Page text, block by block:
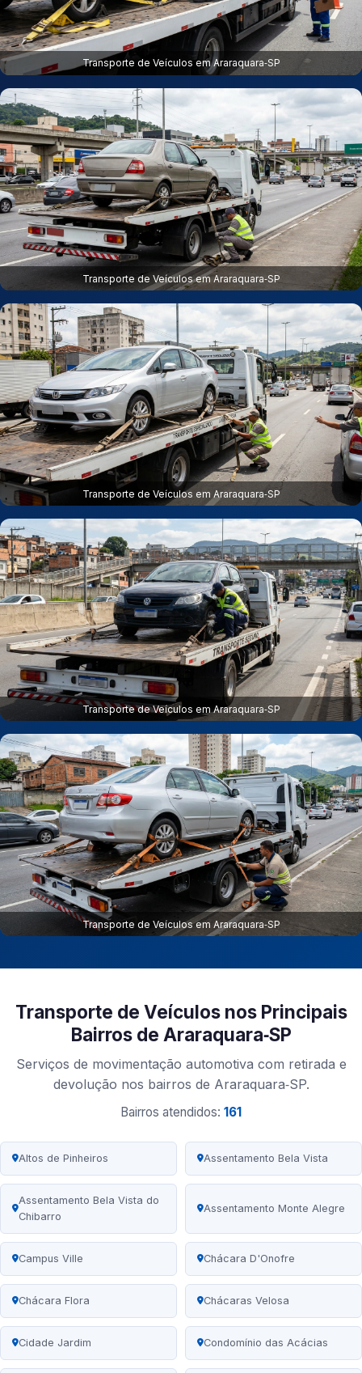
Transporte de Veículos em Araraquara‑SP
Transporte de Veículos em Araraquara‑SP
Transporte de Veículos em Araraquara‑SP
Transporte de Veículos em Araraquara‑SP
Transporte de Veículos em Araraquara‑SP
Transporte de Veículos nos Principais
Bairros de Araraquara‑SP
Serviços de movimentação automotiva com retirada e
devolução nos bairros de Araraquara‑SP.
Bairros atendidos: 161
Altos de Pinheiros Assentamento Bela Vista
Assentamento Bela Vista do
Chibarro
Assentamento Monte Alegre
Campus Ville Chácara D'Onofre
Chácara Flora Chácaras Velosa
Cidade Jardim Condomínio das Acácias